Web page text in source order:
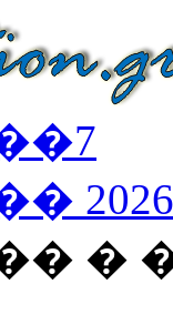
7
2026
�